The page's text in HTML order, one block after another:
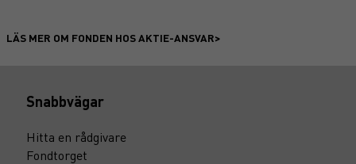
LÄS MER OM FONDEN HOS AKTIE-ANSVAR>
Snabbvägar
Hitta en rådgivare
Fondtorget